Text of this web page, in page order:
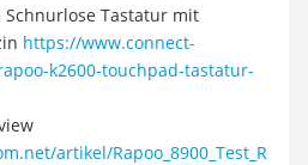
Schnurlose Tastatur mit
https://www.connect-
k2600-touchpad-tastatur-
artikel/Rapoo_8900_Test_R